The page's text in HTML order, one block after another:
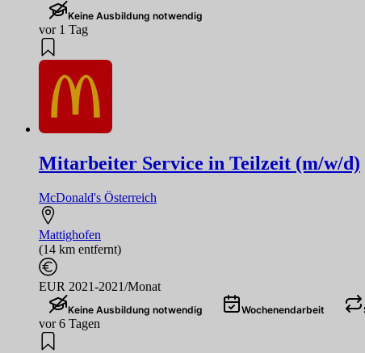
Keine Ausbildung notwendig
vor 1 Tag
Mitarbeiter Service in Teilzeit (m/w/d)
McDonald's Österreich
Mattighofen
(14 km entfernt)
EUR 2021-2021/Monat
Keine Ausbildung notwendig Wochenendarbeit
vor 6 Tagen